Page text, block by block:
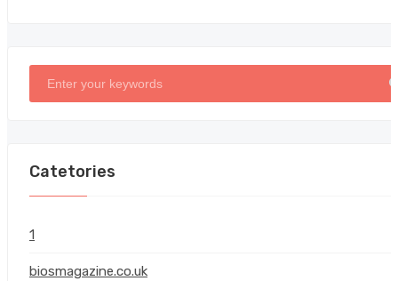
Catetories
1
biosmagazine.co.uk